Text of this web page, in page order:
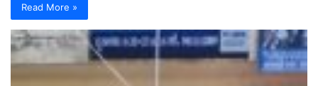
Read More »